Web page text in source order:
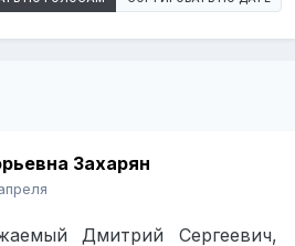
Захарян
Дмитрий Сергеевич,